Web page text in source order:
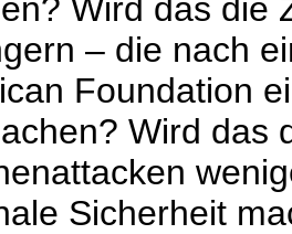
Wird das die
– die nach
Foundation
Wird das
Sicherheit